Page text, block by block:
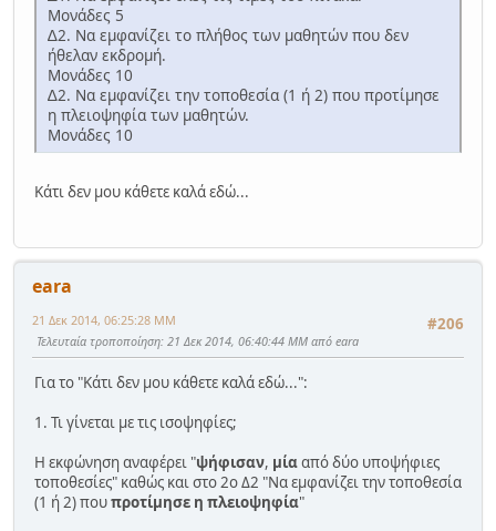
Μονάδες 5
∆2. Να εμφανίζει το πλήθος των μαθητών που δεν
ήθελαν εκδρομή.
Μονάδες 10
∆2. Να εμφανίζει την τοποθεσία (1 ή 2) που προτίμησε
η πλειοψηφία των μαθητών.
Μονάδες 10
Κάτι δεν μου κάθετε καλά εδώ...
eara
#206
21 Δεκ 2014, 06:25:28 ΜΜ
Τελευταία τροποποίηση: 21 Δεκ 2014, 06:40:44 ΜΜ από eara
Για το "Κάτι δεν μου κάθετε καλά εδώ...":
1. Τι γίνεται με τις ισοψηφίες;
Η εκφώνηση αναφέρει "ψήφισαν, μίααπό δύο υποψήφιες
τοποθεσίες" καθώς και στο 2ο Δ2 "Να εμφανίζει την τοποθεσία
(1 ή 2) πουπροτίμησε η πλειοψηφία"